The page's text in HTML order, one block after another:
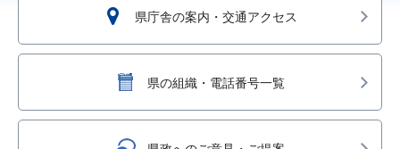
県庁舎の案内・交通アクセス
県の組織・電話番号一覧